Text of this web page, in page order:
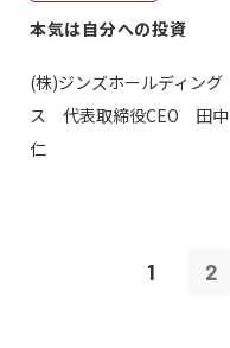
本気は自分への投資
(株)ジンズホールディング
ス 代表取締役CEO 田中
仁
1 2